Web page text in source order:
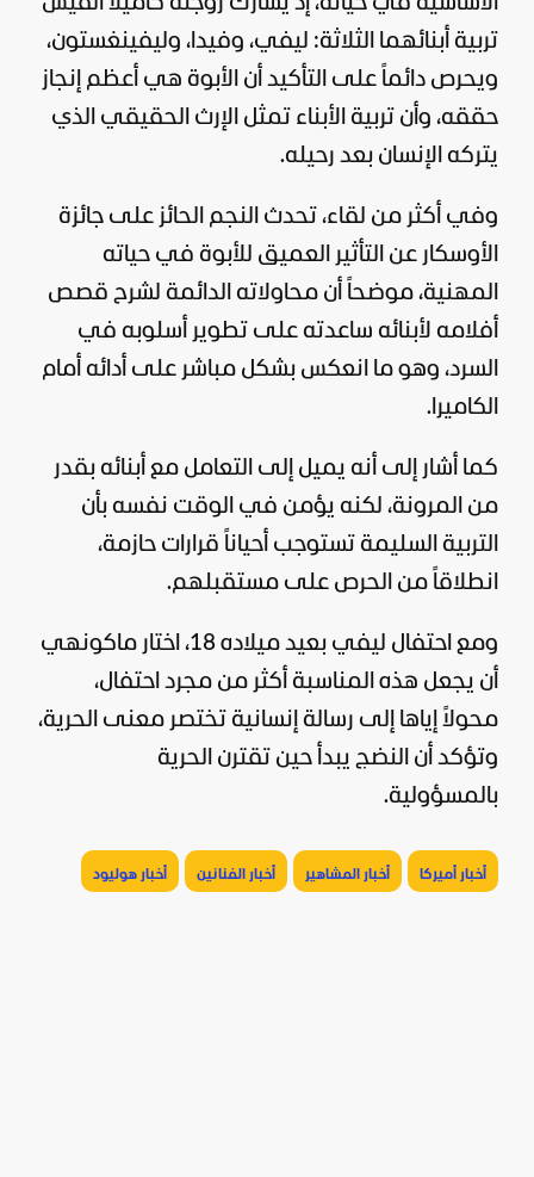
تربية أبنائهما الثلاثة: ليفي، وفيدا، وليفينغستون،
ويحرص دائماً على التأكيد أن الأبوة هي أعظم إنجاز
حققه، وأن تربية الأبناء تمثل الإرث الحقيقي الذي
يتركه الإنسان بعد رحيله.
وفي أكثر من لقاء، تحدث النجم الحائز على جائزة
الأوسكار عن التأثير العميق للأبوة في حياته
المهنية، موضحاً أن محاولاته الدائمة لشرح قصص
أفلامه لأبنائه ساعدته على تطوير أسلوبه في
السرد، وهو ما انعكس بشكل مباشر على أدائه أمام
الكاميرا.
كما أشار إلى أنه يميل إلى التعامل مع أبنائه بقدر
من المرونة، لكنه يؤمن في الوقت نفسه بأن
التربية السليمة تستوجب أحياناً قرارات حازمة،
انطلاقاً من الحرص على مستقبلهم.
ومع احتفال ليفي بعيد ميلاده 18، اختار ماكونهي
أن يجعل هذه المناسبة أكثر من مجرد احتفال،
محولاً إياها إلى رسالة إنسانية تختصر معنى الحرية،
وتؤكد أن النضج يبدأ حين تقترن الحرية
بالمسؤولية.
أخبار أميركا أخبار المشاهير أخبار الفنانين أخبار هوليود